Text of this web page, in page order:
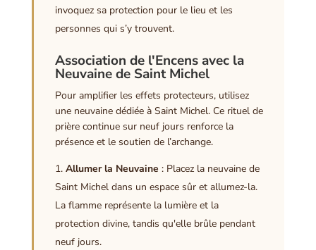
invoquez sa protection pour le lieu et les
personnes qui s’y trouvent.
Association de l'Encens avec la
Neuvaine de Saint Michel
Pour amplifier les effets protecteurs, utilisez
une neuvaine dédiée à Saint Michel. Ce rituel de
prière continue sur neuf jours renforce la
présence et le soutien de l’archange.
Allumer la Neuvaine : Placez la neuvaine de
Saint Michel dans un espace sûr et allumez-la.
La flamme représente la lumière et la
protection divine, tandis qu'elle brûle pendant
neuf jours.